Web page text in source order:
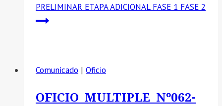
PRELIMINAR ETAPA ADICIONAL FASE 1 FASE 2
Comunicado | Oficio
OFICIO MULTIPLE Nº062-